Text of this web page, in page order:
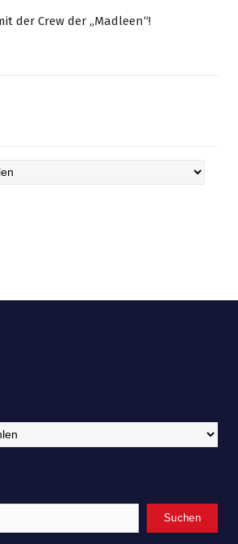
der Crew der „Madleen“!